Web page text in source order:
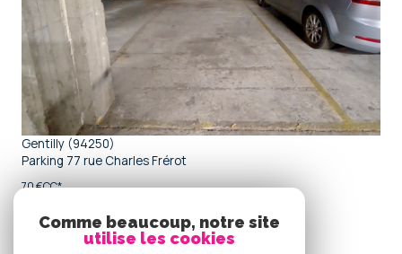
voir le bien
Gentilly (94250)
Parking 77 rue Charles Frérot
70 €CC*
Comme beaucoup, notre site
utilise les cookies